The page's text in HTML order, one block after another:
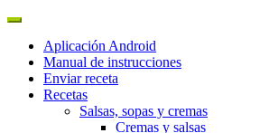
Aplicación Android
Manual de instrucciones
Enviar receta
Recetas
Salsas, sopas y cremas
Cremas y salsas